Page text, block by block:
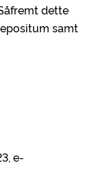
dette
samt
e-